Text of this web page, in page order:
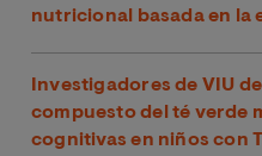
nutricional basada en la
Investigadores de VIU
compuesto del té verde
cognitivas en niños con